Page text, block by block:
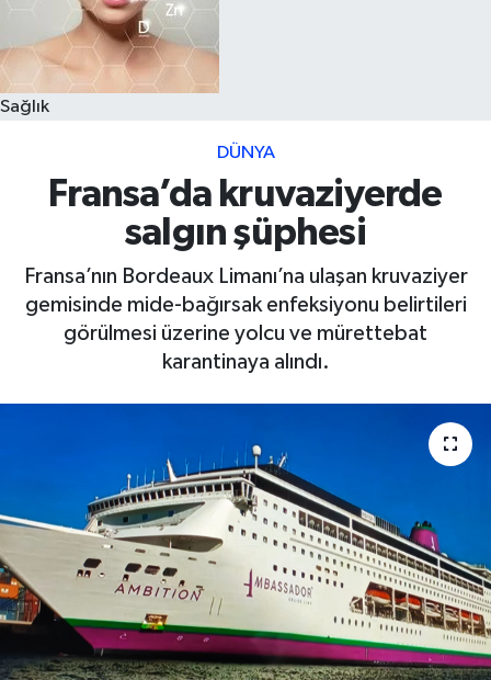
Sağlık
DÜNYA
Fransa’da kruvaziyerde
salgın şüphesi
Fransa’nın Bordeaux Limanı’na ulaşan kruvaziyer
gemisinde mide-bağırsak enfeksiyonu belirtileri
görülmesi üzerine yolcu ve mürettebat
karantinaya alındı.